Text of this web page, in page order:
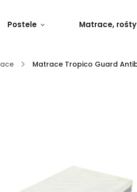
Postele Matrace, rošty
/ Matrace Tropico Guard